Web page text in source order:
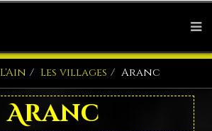
L'Ain Les villages Aranc
Aranc